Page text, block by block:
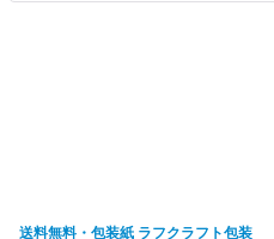
送料無料・包装紙 ラフクラフト包装